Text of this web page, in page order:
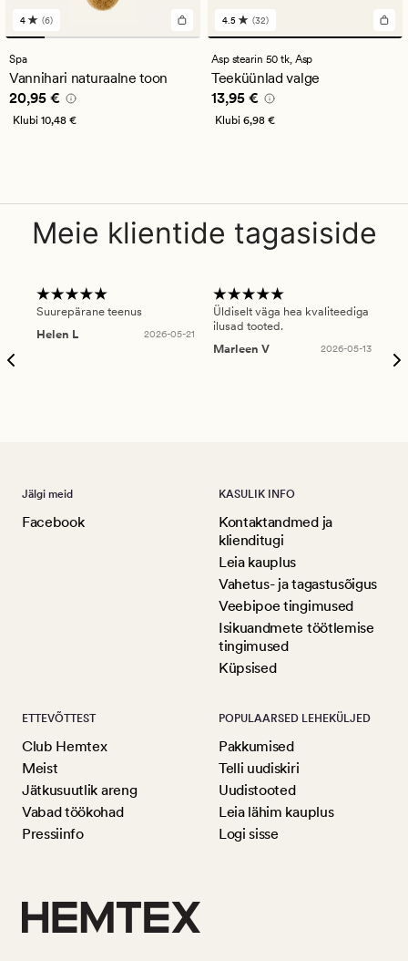
6
arvustust
keskmise
hinnanguga
4
4 (6)
Spa
Vannihari naturaalne toon
Pris_ee 20,95 €
20,95 €
Klubi 10,48 €
32
arvustust
keskmise
hinnanguga
4.5
4.5 (32)
Asp stearin 50 tk, Asp
Teeküünlad valge
Pris_ee 13,95 €
13,95 €
Klubi 6,98 €
Meie klientide tagasiside
Suurepärane teenus
Helen L
2026-05-21
Üldiselt väga hea kvaliteediga
ilusad tooted.
Marleen V
2026-05-13
Jälgi meid
Facebook
KASULIK INFO
Kontaktandmed ja
klienditugi
Leia kauplus
Vahetus- ja tagastusõigus
Veebipoe tingimused
Isikuandmete töötlemise
tingimused
Küpsised
ETTEVÕTTEST
Club Hemtex
Meist
Jätkusuutlik areng
Vabad töökohad
Pressiinfo
POPULAARSED LEHEKÜLJED
Pakkumised
Telli uudiskiri
Uudistooted
Leia lähim kauplus
Logi sisse